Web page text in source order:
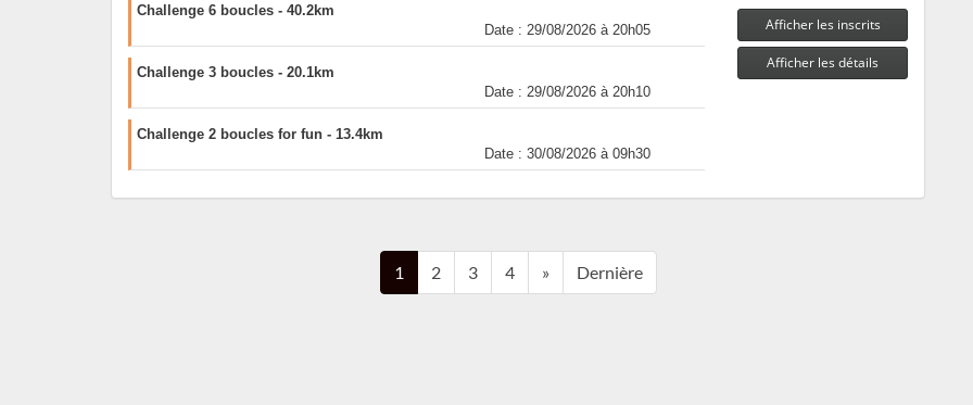
Challenge 6 boucles - 40.2km
Date : 29/08/2026 à 20h05
Challenge 3 boucles - 20.1km
Date : 29/08/2026 à 20h10
Challenge 2 boucles for fun - 13.4km
Date : 30/08/2026 à 09h30
Afficher les inscrits
Afficher les détails
1 2 3 4 » Dernière